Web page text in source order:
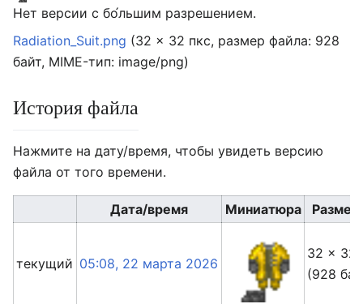
Нет версии с бо́льшим разрешением.
Radiation_Suit.png (32 × 32 пкс, размер файла: 928
байт, MIME-тип: image/png)
История файла
Нажмите на дату/время, чтобы увидеть версию
файла от того времени.
Дата/время Миниатюра
текущий 05:08, 22 марта 2026
32 × 32
(928